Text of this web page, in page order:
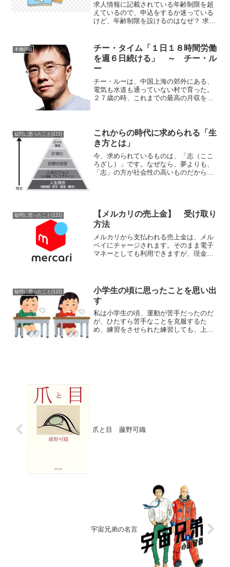
求人情報に記載されている年齢制限を超
えているので、申込をするか迷っている
けど、年齢制限を設けるのはなぜ？ 求人
止されています。これは、2007年10月に
改正された雇用対策法に基づいており、
年齢に関わらず均等な労働機会を提供す
ることが求めら ...
本棚(88)
チー・タイム「１日１８時間労働
を週６日続ける」 ～ チー・ル
ー
チー・ルーは、中国上海の郊外にある、
電気も水道も通っていない村で育った。
２７歳の時、これまでの最高の月収を得
トまで登りつめたのだ。「...
疑問に思ったこと(122)
これからの時代に求められる「生
き方とは」
今、求められているものは、「志（ここ
ろざし）」です。なぜなら、夢よりも、
「志」の方が社会性の高いものだからで
疑問に思ったこと(122)
【メルカリの売上金】 受け取り
方法
メルカリから支払われる売上金は、メル
ペイにチャージされます。そのまま電子
マネーとしても利用できますが、現金化
れ銀行口座へ送金 売上金...
疑問に思ったこと(122)
小学生の頃に思ったことを思い出
す
私は小学生の頃、運動が苦手だったのだ
が、ひたすら苦手なことを克服するた
め、練習をさせられた練習しても、上手
爪と目 藤野可織
宇宙兄弟の名言